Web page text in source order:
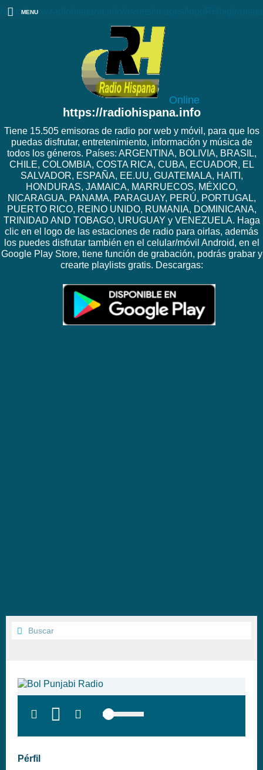
https://www.radiohispana.info/assets/images/
Online
https://radiohispana.info
Tiene 15.505 emisoras de radio por web y móvil, para que los
puedas disfrutar, entretenimiento, información y música de
todos los géneros. Países: ARGENTINA, BOLIVIA, BRASIL,
CHILE, COLOMBIA, COSTA RICA, CUBA, ECUADOR, EL
SALVADOR, ESPAÑA, EE.UU, GUATEMALA, HAITI,
HONDURAS, JAMAICA, MARRUECOS, MÉXICO,
NICARAGUA, PANAMA, PARAGUAY, PERÚ, PORTUGAL,
PUERTO RICO, REINO UNIDO, RUMANIA, DOMINICANA,
TRINIDAD AND TOBAGO, URUGUAY y VENEZUELA. Haga
clic en el logo de las estaciones de radio para oirlas, además
los puedes disfrutar también en el celular/móvil Android, en el
Google Play Store, tiene función de grabación, podrás grabar y
crearte playlists gratis. Descargas:
MENU
Pérfil